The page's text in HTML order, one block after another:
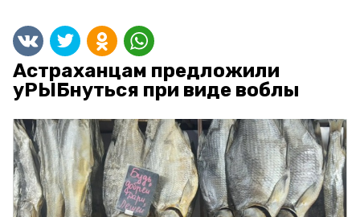
Астраханцам предложили
уРЫБнуться при виде воблы